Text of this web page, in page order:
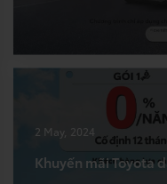
2 May, 2024
Khuyến mãi Toyota